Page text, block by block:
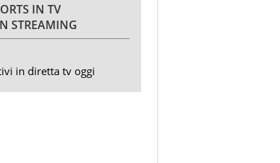
IN TV
STREAMING
in diretta tv oggi